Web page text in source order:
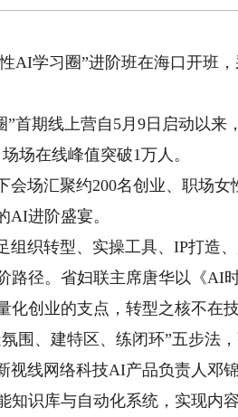
学习圈”进阶班在海口开班，
期线上营自5月9日启动以来
场在线峰值突破1万人。
场汇聚约200名创业、职场女
AI进阶盛宴。
织转型、实操工具、IP打造、
路径。省妇联主席唐华以《AI
化创业的支点，转型之核不在
围、建特区、练闭环”五步法
线网络科技AI产品负责人邓
识库与自动化系统，实现内